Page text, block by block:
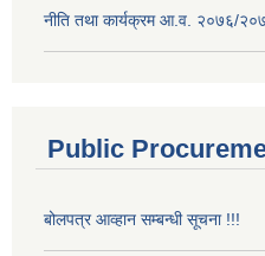
नीति तथा कार्यक्रम आ.व. २०७६/
Public
बोलपत्र आव्हान सम्बन्धी सूचना !!!